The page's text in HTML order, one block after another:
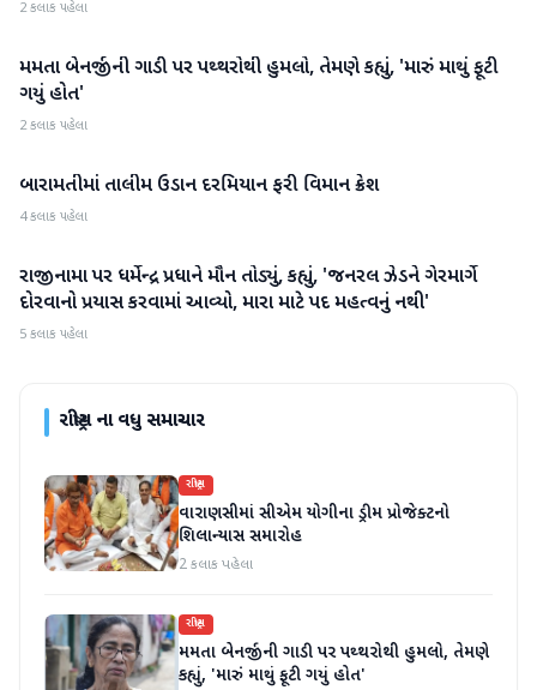
2 કલાક પહેલા
રાષ્ટ્રીય
મમતા બેનર્જીની ગાડી પર પથ્થરોથી હુમલો, તેમણે કહ્યું, 'મારું માથું ફૂટી
ગયું હોત'
2 કલાક પહેલા
રાષ્ટ્રીય
બારામતીમાં તાલીમ ઉડાન દરમિયાન ફરી વિમાન ક્રેશ
4 કલાક પહેલા
રાષ્ટ્રીય
રાજીનામા પર ધર્મેન્દ્ર પ્રધાને મૌન તોડ્યું, કહ્યું, 'જનરલ ઝેડને ગેરમાર્ગે
દોરવાનો પ્રયાસ કરવામાં આવ્યો, મારા માટે પદ મહત્વનું નથી'
5 કલાક પહેલા
રાષ્ટ્રીયના વધુ સમાચાર
રાષ્ટ્રીય
વારાણસીમાં સીએમ યોગીના ડ્રીમ પ્રોજેક્ટનો
શિલાન્યાસ સમારોહ
2 કલાક પહેલા
રાષ્ટ્રીય
મમતા બેનર્જીની ગાડી પર પથ્થરોથી હુમલો, તેમણે
કહ્યું, 'મારું માથું ફૂટી ગયું હોત'